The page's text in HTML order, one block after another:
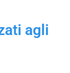
agli